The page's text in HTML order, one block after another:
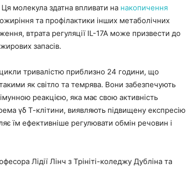
молекула здатна впливати на накопичення
та профілактики інших метаболічних
втрата регуляції IL-17A може призвести до
запасів.
цикли тривалістю приблизно 24 години, що
як світло та темрява. Вони забезпечують
реакцією, яка має свою активність
γδ Т-клітини, виявляють підвищену експресію
їм ефективніше регулювати обмін речовин і
Лідії Лінч з Трініті-коледжу Дубліна та